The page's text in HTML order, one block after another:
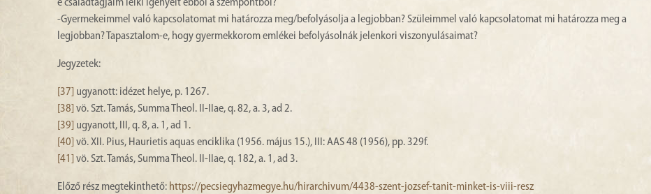
e családtagjaim lelki igényeit ebből a szempontból?
-Gyermekeimmel való kapcsolatomat mi határozza meg/befolyásolja a legjobban? Szüleimmel való kapcsolatomat mi határozza meg a
legjobban? Tapasztalom-e, hogy gyermekkorom emlékei befolyásolnák jelenkori viszonyulásaimat?
Jegyzetek:
[37] ugyanott: idézet helye, p. 1267.
[38] vö. Szt. Tamás, Summa Theol. II-IIae, q. 82, a. 3, ad 2.
[39] ugyanott, III, q. 8, a. 1, ad 1.
[40] vö. XII. Pius, Haurietis aquas enciklika (1956. május 15.), III: AAS 48 (1956), pp. 329f.
[41]
vö. Szt. Tamás, Summa Theol. II-IIae, q. 182, a. 1, ad 3.
Előző rész megtekinthető: https://pecsiegyhazmegye.hu/hirarchivum/4438-szent-jozsef-tanit-minket-is-viii-resz